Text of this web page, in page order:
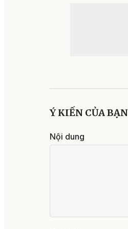
Ý KIẾN CỦA BẠN
Nội dung